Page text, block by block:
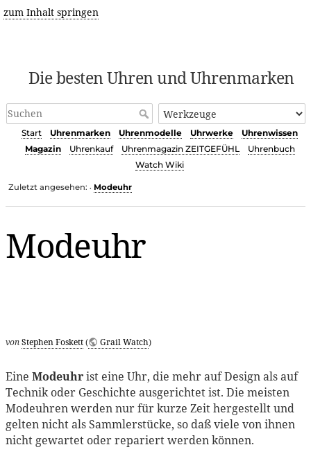
zum Inhalt springen
Die besten Uhren und Uhrenmarken
Start Uhrenmarken Uhrenmodelle Uhrwerke
Uhrenwissen
Magazin
Uhrenkauf Uhrenmagazin ZEITGEFÜHL
Uhrenbuch
Watch Wiki
Zuletzt angesehen: • Modeuhr
Modeuhr
vonStephen Foskett( Grail Watch)
Eine Modeuhrist eine Uhr, die mehr auf Design als auf
Technik oder Geschichte ausgerichtet ist. Die meisten
Modeuhren werden nur für kurze Zeit hergestellt und
gelten nicht als Sammlerstücke, so daß viele von ihnen
nicht gewartet oder repariert werden können.